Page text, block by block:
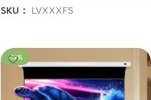
SKU： LVXXXFS
-19%